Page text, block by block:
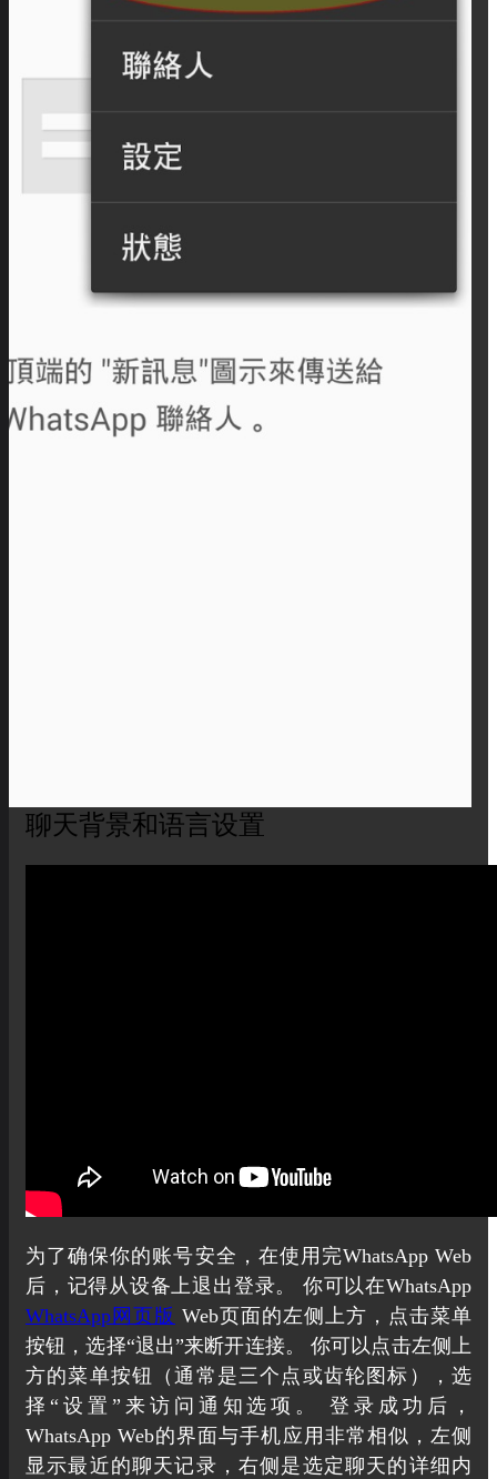
聊天背景和语言设置
为了确保你的账号安全，在使用完WhatsApp Web
后，记得从设备上退出登录。 你可以在WhatsApp
WhatsApp网页版 Web页面的左侧上方，点击菜单
按钮，选择“退出”来断开连接。 你可以点击左侧上
方的菜单按钮（通常是三个点或齿轮图标），选
择“设置”来访问通知选项。 登录成功后，
WhatsApp Web的界面与手机应用非常相似，左侧
显示最近的聊天记录，右侧是选定聊天的详细内